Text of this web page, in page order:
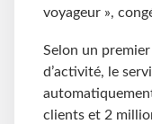
voyageur »,
Selon un
d’activité, le
clients et 2